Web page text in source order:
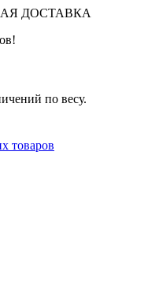
ДОСТАВКА
по весу.